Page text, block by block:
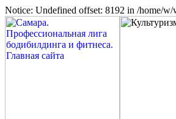
Notice: Undefined offset: 8192 in /home/